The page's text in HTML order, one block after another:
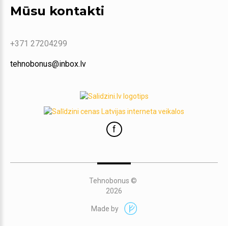
Mūsu kontakti
+371 27204299
tehnobonus@inbox.lv
f
Tehnobonus ©
2026
Made by